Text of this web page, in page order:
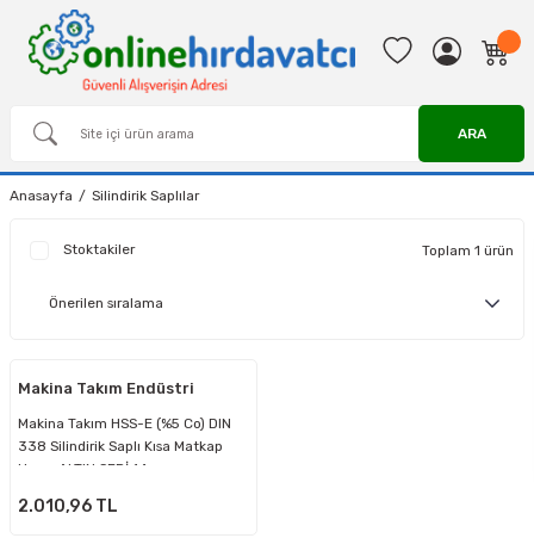
ARA
Anasayfa Silindirik Saplılar
Stoktakiler Toplam 1 ürün
Makina Takım Endüstri
Makina Takım HSS-E (%5 Co) DIN
338 Silindirik Saplı Kısa Matkap
Ucu - ALTIN SERİ 14 mm
2.010,96 TL